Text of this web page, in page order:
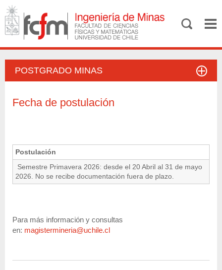
POSTGRADO MINAS
Fecha de postulación
Postulación
Semestre Primavera 2026: desde el 20 Abril al 31 de mayo
2026. No se recibe documentación fuera de plazo.
Para más información y consultas
en: magistermineria@uchile.cl